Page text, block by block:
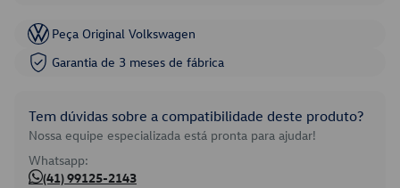
Peça Original Volkswagen
Garantia de 3 meses de fábrica
Tem dúvidas sobre a compatibilidade deste produto?
Nossa equipe especializada está pronta para ajudar!
Whatsapp:
(41) 99125-2143